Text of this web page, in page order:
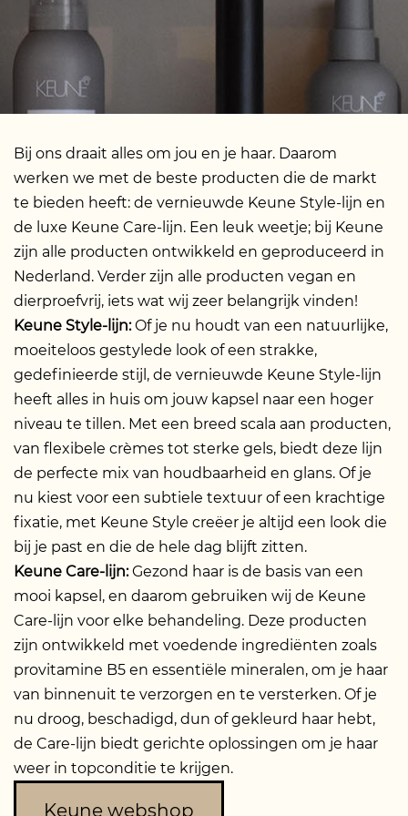
Bij ons draait alles om jou en je haar. Daarom
werken we met de beste producten die de markt
te bieden heeft: de vernieuwde Keune Style-lijn en
de luxe Keune Care-lijn. Een leuk weetje; bij Keune
zijn alle producten ontwikkeld en geproduceerd in
Nederland. Verder zijn alle producten vegan en
dierproefvrij, iets wat wij zeer belangrijk vinden!
Keune Style-lijn:Of je nu houdt van een natuurlijke,
moeiteloos gestylede look of een strakke,
gedefinieerde stijl, de vernieuwde Keune Style-lijn
heeft alles in huis om jouw kapsel naar een hoger
niveau te tillen. Met een breed scala aan producten,
van flexibele crèmes tot sterke gels, biedt deze lijn
de perfecte mix van houdbaarheid en glans. Of je
nu kiest voor een subtiele textuur of een krachtige
fixatie, met Keune Style creëer je altijd een look die
bij je past en die de hele dag blijft zitten.
Keune Care-lijn:Gezond haar is de basis van een
mooi kapsel, en daarom gebruiken wij de Keune
Care-lijn voor elke behandeling. Deze producten
zijn ontwikkeld met voedende ingrediënten zoals
provitamine B5 en essentiële mineralen, om je haar
van binnenuit te verzorgen en te versterken. Of je
nu droog, beschadigd, dun of gekleurd haar hebt,
de Care-lijn biedt gerichte oplossingen om je haar
weer in topconditie te krijgen.
Keune webshop